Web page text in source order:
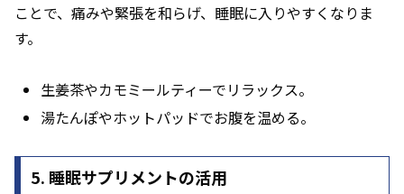
ことで、痛みや緊張を和らげ、睡眠に入りやすくなりま
す。
生姜茶やカモミールティーでリラックス。
湯たんぽやホットパッドでお腹を温める。
5. 睡眠サプリメントの活用